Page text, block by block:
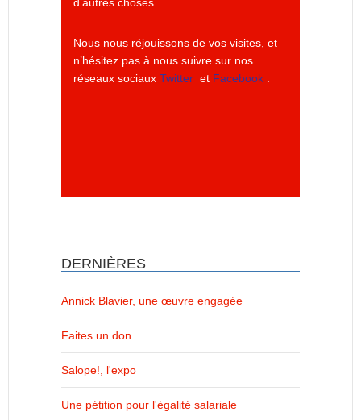
Nous nous réjouissons de vos visites, et
n’hésitez pas à nous suivre sur nos
réseaux sociaux Twitter et Facebook
DERNIÈRES
Annick Blavier, une œuvre engagée
Faites un don
Salope!, l'expo
Une pétition pour l'égalité salariale